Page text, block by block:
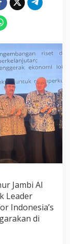
Jambi Al
Leader
Indonesia’s
di